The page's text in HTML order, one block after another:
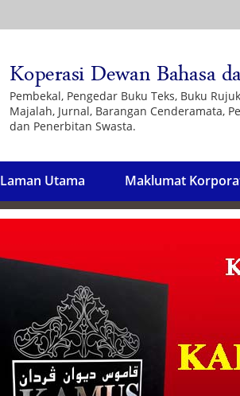
Pembekal, Pengedar Buku Teks, Buku
Majalah, Jurnal, Barangan Cenderamata,
dan Penerbitan Swasta.
Laman Utama Maklumat